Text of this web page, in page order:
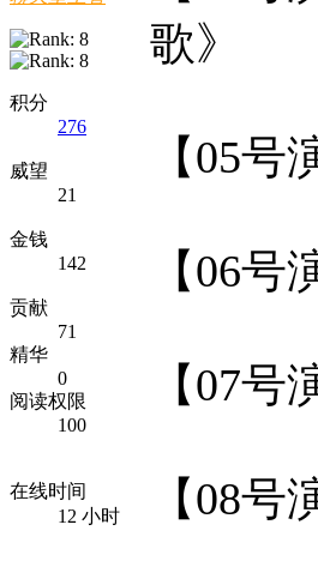
积分
276
威望
21
金钱
142
贡献
71
精华
0
阅读权限
100
在线时间
12 小时
歌》
【05
【06
【07
【08